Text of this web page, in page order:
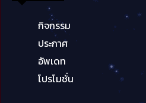
กิจกรรม
ประกาศ
อัพเดท
โปรโมชั่น